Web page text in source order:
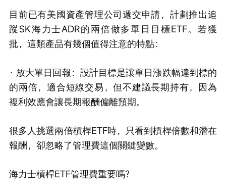
目前已有美國資產管理公司遞交申請，計劃推出追
蹤SK海力士ADR的兩倍做多單日目標ETF。若獲
批，這類產品有幾個值得注意的特點：
· 放大單日回報：設計目標是讓單日漲跌幅達到標的
的兩倍，適合短線交易，但不建議長期持有，因為
複利效應會讓長期報酬偏離預期。
很多人挑選兩倍槓桿ETF時，只看到槓桿倍數和潛在
報酬，卻忽略了管理費這個關鍵變數。
海力士槓桿ETF管理費重要嗎？